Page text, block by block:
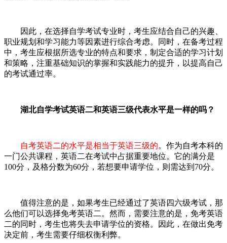
因此，在选择自学考试专业时，考生应结合自己的兴趣、
职业规划和学习能力等因素进行综合考虑。同时，在备考过程
中，考生应根据所选专业的特点和要求，制定合适的学习计划
和策略，注重基础知识的掌握和实践能力的提升，以提高自己
的考试通过率。
湖北自学考试英语二和英语三级代表水平是一样的吗？
自考英语二的水平是相当于英语三级的。作为自考本科的
一门公共课程，英语二在考试中占据重要地位。它的满分是
100分，及格分数为60分，若想要申请学位，则需达到70分。
值得注意的是，如果考生已经通过了英语四六级考试，那
么他们可以选择免考英语二。然而，需要注意的是，免考英语
二的同时，考生也将失去申请学位的资格。因此，在做出免考
决定前，考生需要仔细权衡利弊。